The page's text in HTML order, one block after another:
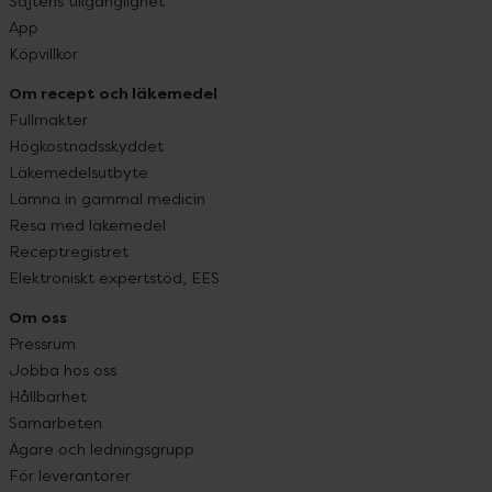
App
Köpvillkor
Om recept och läkemedel
Fullmakter
Högkostnadsskyddet
Läkemedelsutbyte
Lämna in gammal medicin
Resa med läkemedel
Receptregistret
Elektroniskt expertstöd, EES
Om oss
Pressrum
Jobba hos oss
Hållbarhet
Samarbeten
Ägare och ledningsgrupp
För leverantörer